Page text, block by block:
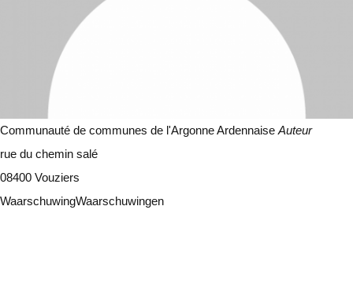
Communauté de communes de l'Argonne ArdennaiseAuteur
rue du chemin salé
08400 Vouziers
WaarschuwingWaarschuwingen